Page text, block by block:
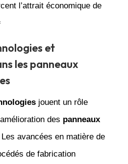
l’attrait économique de
et
les panneaux
jouent un rôle
des panneaux
avancées en matière de
de fabrication